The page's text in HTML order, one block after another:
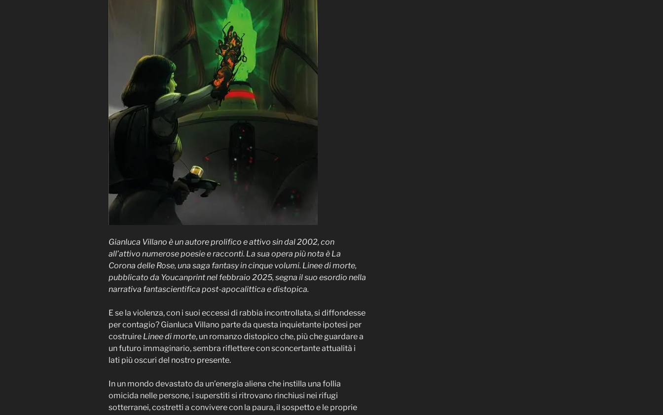
Gianluca Villano è un autore prolifico e attivo sin dal 2002, con
all’attivo numerose poesie e racconti. La sua opera più nota è La
Corona delle Rose, una saga fantasy in cinque volumi. Linee di morte,
pubblicato da Youcanprint nel febbraio 2025, segna il suo esordio nella
narrativa fantascientifica post-apocalittica e distopica.
E se la violenza, con i suoi eccessi di rabbia incontrollata, si diffondesse
per contagio? Gianluca Villano parte da questa inquietante ipotesi per
costruire Linee di morte, un romanzo distopico che, più che guardare a
un futuro immaginario, sembra riflettere con sconcertante attualità i
lati più oscuri del nostro presente.
In un mondo devastato da un’energia aliena che instilla una follia
omicida nelle persone, i superstiti si ritrovano rinchiusi nei rifugi
sotterranei, costretti a convivere con la paura, il sospetto e le proprie